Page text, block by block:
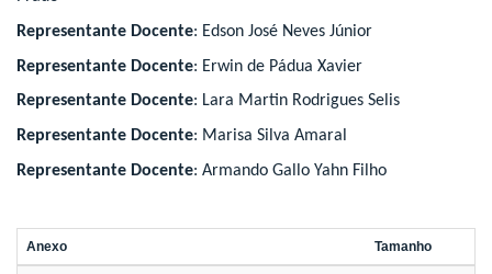
Representante Docente: Edson José Neves Júnior
Representante Docente: Erwin de Pádua Xavier
Representante Docente: Lara Martin Rodrigues Selis
Representante Docente: Marisa Silva Amaral
Representante Docente: Armando Gallo Yahn Filho
Anexo Tamanho